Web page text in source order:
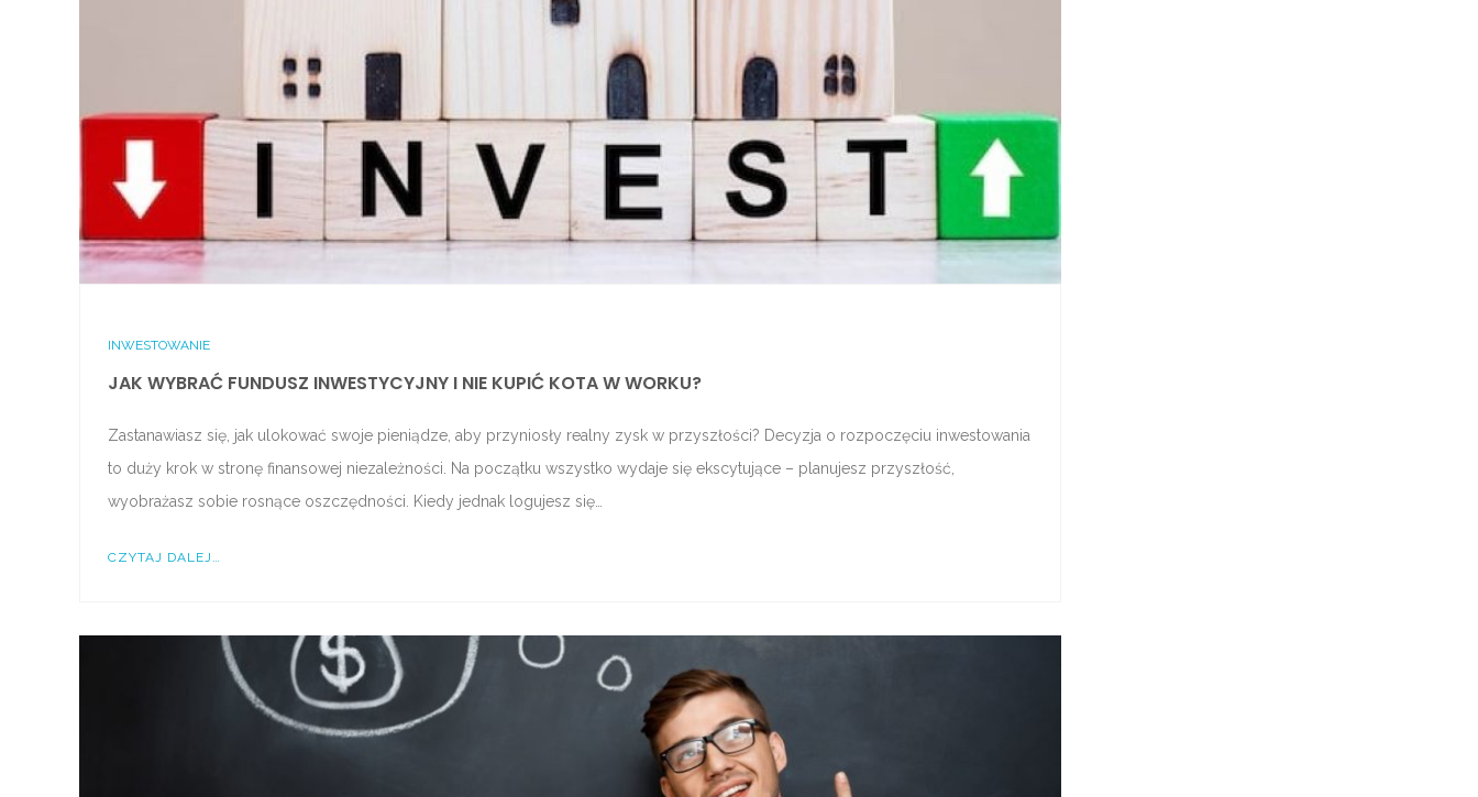
INWESTOWANIE
JAK WYBRAĆ FUNDUSZ INWESTYCYJNY I NIE KUPIĆ KOTA W WORKU?
Zastanawiasz się, jak ulokować swoje pieniądze, aby przyniosły realny zysk w przyszłości? Decyzja o rozpoczęciu inwestowania
to duży krok w stronę finansowej niezależności. Na początku wszystko wydaje się ekscytujące – planujesz przyszłość,
wyobrażasz sobie rosnące oszczędności. Kiedy jednak logujesz się…
CZYTAJ DALEJ…